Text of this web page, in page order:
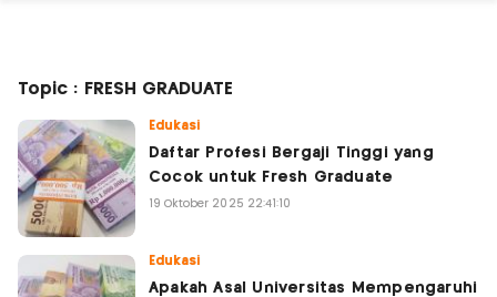
Topic : FRESH GRADUATE
Edukasi
Daftar Profesi Bergaji Tinggi yang
Cocok untuk Fresh Graduate
19 Oktober 2025 22:41:10
Edukasi
Apakah Asal Universitas Mempengaruhi